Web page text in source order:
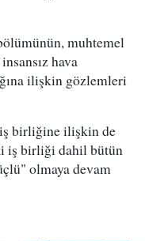
muhtemel
hava
ilişkin gözlemleri
birliğine ilişkin de
iş birliği dahil bütün
olmaya devam